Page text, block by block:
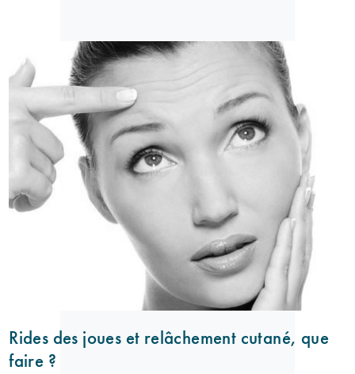
Rides des joues et relâchement cutané, que
faire ?